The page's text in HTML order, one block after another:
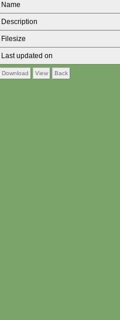
Name
Description
Filesize
Last updated on
Download View Back